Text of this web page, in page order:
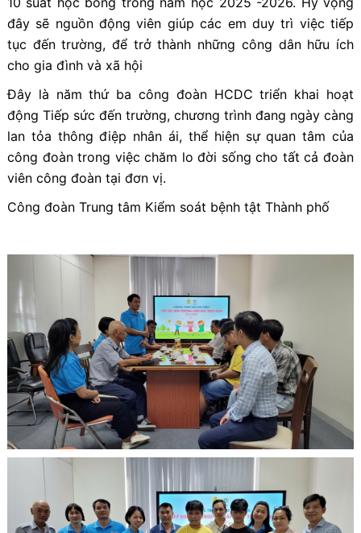
đây sẽ nguồn động viên giúp các em duy trì việc tiếp
tục đến trường, để trở thành những công dân hữu ích
cho gia đình và xã hội
Đây là năm thứ ba công đoàn HCDC triển khai hoạt
động Tiếp sức đến trường, chương trình đang ngày càng
lan tỏa thông điệp nhân ái, thể hiện sự quan tâm của
công đoàn trong việc chăm lo đời sống cho tất cả đoàn
viên công đoàn tại đơn vị.
Công đoàn Trung tâm Kiểm soát bệnh tật Thành phố